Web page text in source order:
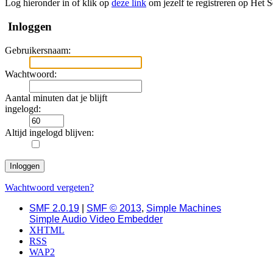
Log hieronder in of klik op deze link om jezelf te registreren op Het
Inloggen
Gebruikersnaam:
Wachtwoord:
Aantal minuten dat je blijft
ingelogd:
Altijd ingelogd blijven:
Wachtwoord vergeten?
SMF 2.0.19
SMF © 2013, Simple Machines
Simple Audio Video Embedder
XHTML
RSS
WAP2